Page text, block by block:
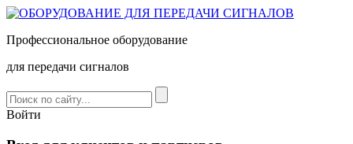
Профессиональное оборудование
для передачи сигналов
Войти